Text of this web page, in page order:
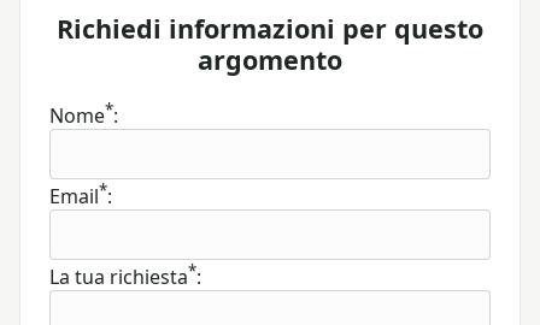
Richiedi informazioni per questo
argomento
Nome*:
Email*:
La tua richiesta*: